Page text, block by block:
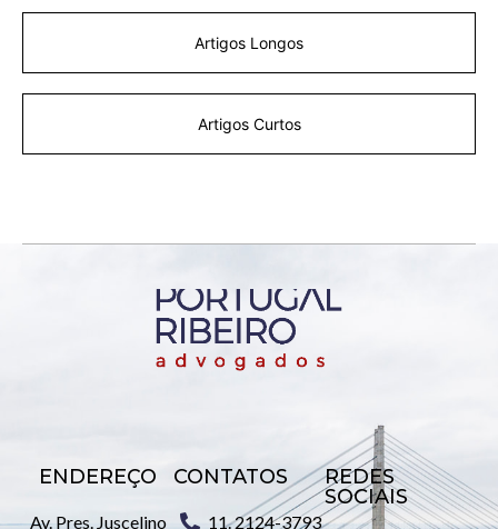
Artigos Longos
Artigos Curtos
ENDEREÇO
Av. Pres. Juscelino
CONTATOS
11. 2124-3793
REDES
SOCIAIS